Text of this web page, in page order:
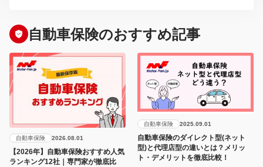
自動車保険のおすすめ記事
自動車保険 2026.08.01
【2026年】自動車保険おすすめ人気
ランキング12社｜専門家が徹底比
自動車保険 2025.09.01
自動車保険のダイレクト型(ネット
型)と代理店型の違いとは？メリッ
ト・デメリットを徹底比較！